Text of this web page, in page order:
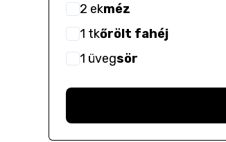
2 ekméz
1 tkőrölt fahéj
1 üvegsör